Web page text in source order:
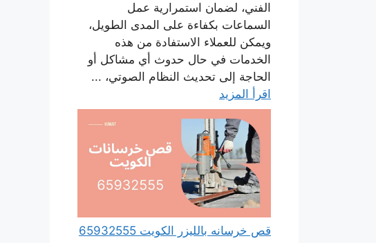
الفني، لضمان استمرارية عمل
السماعات بكفاءة على المدى الطويل،
ويمكن للعملاء الاستفادة من هذه
الخدمات في حال حدوث أي مشاكل أو
الحاجة إلى تحديث النظام الصوتي، ...
اقرأ المزيد
قص خرسانه بالليزر الكويت 65932555